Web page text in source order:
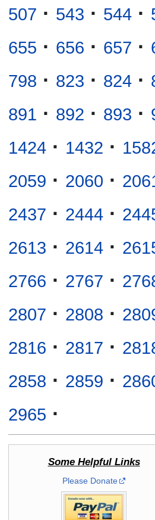
507 · 543 · 544 ·
655 · 656 · 657 ·
798 · 823 · 824 ·
891 · 892 · 893 ·
1424 · 1432 ·
2059 · 2060 ·
2437 · 2444 ·
2613 · 2614 ·
2766 · 2767 ·
2807 · 2808 ·
2816 · 2817 ·
2858 · 2859 ·
2965 ·
Some Helpful Links
Please Donate